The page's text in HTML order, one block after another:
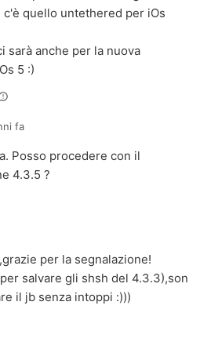
c'è quello untethered per iOs
sarà anche per la nuova
5 :)
fa
Posso procedere con il
4.3.5 ?
per la segnalazione!
salvare gli shsh del 4.3.3),son
il jb senza intoppi :)))